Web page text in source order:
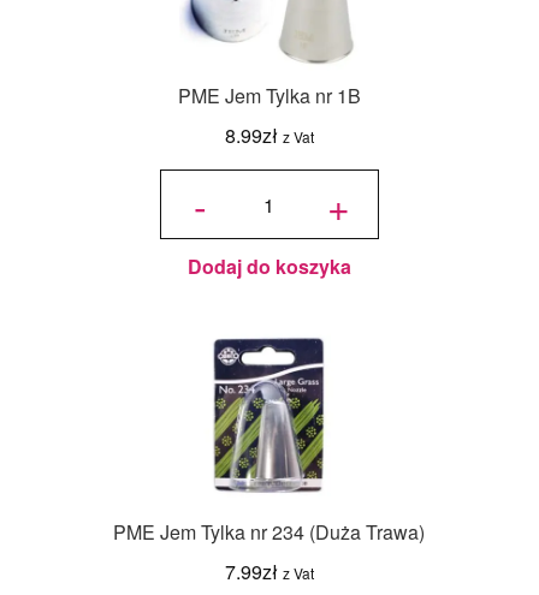
PME Jem Tylka nr 1B
8.99zł z Vat
-
ilość
Tylka +
Dodaj do koszyka
PME Jem Tylka nr 234 (Duża Trawa)
7.99zł z Vat